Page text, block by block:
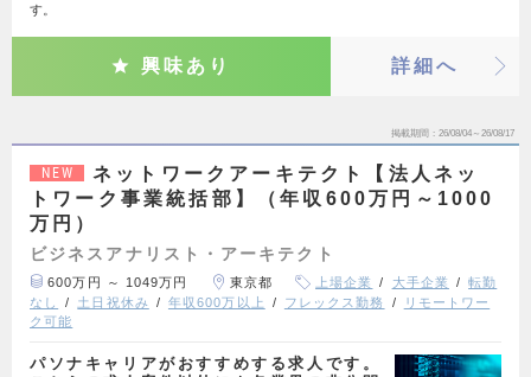
す。
興味あり 詳細へ
掲載期間 26/08/04～26/08/17
NEW
ネットワークアーキテクト【法人ネッ
トワーク事業統括部】（年収600万円～1000
万円）
ビジネスアナリスト・アーキテクト
600万円 ～ 1049万円 東京都 上場企業 大手企業
転勤
なし
土日祝休み 年収600万以上 フレックス勤務
リモートワー
ク可能
パソナキャリアがおすすめする求人です。